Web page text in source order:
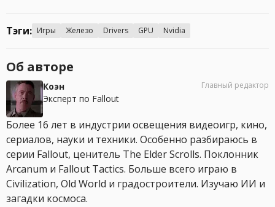
Тэги: Игры Железо Drivers GPU Nvidia
Об авторе
Коэн
Эксперт по Fallout
Главный редактор
Более 16 лет в индустрии освещения видеоигр, кино,
сериалов, науки и техники. Особенно разбираюсь в
серии Fallout, ценитель The Elder Scrolls. Поклонник
Arcanum и Fallout Tactics. Больше всего играю в
Civilization, Old World и градостроители. Изучаю ИИ и
загадки космоса.